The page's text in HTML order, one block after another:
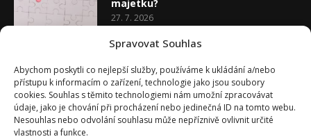
Spravovat Souhlas
Abychom poskytli co nejlepší služby, používáme k ukládání a/nebo
přístupu k informacím o zařízení, technologie jako jsou soubory
cookies. Souhlas s těmito technologiemi nám umožní zpracovávat
údaje, jako je chování při procházení nebo jedinečná ID na tomto webu.
Nesouhlas nebo odvolání souhlasu může nepříznivě ovlivnit určité
vlastnosti a funkce.
majetku?
27. 7. 2026
20. 7. 2026